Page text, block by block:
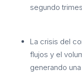
segundo
La crisis del
flujos y el
generando